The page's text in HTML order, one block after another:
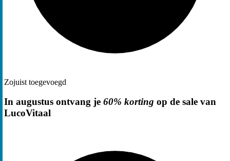
Zojuist toegevoegd
In augustus ontvang je 60% korting op de sale van
LucoVitaal